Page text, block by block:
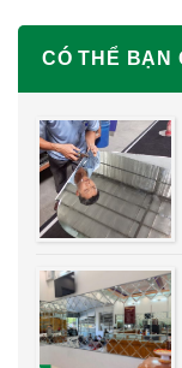
CÓ THỂ BẠN